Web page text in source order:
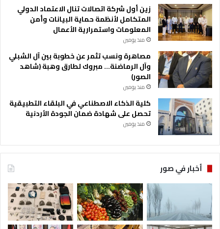
زين أول شركة اتصالات تنال الاعتماد الدولي
المتكامل لأنظمة حماية البيانات وأمن
المعلومات واستمرارية الأعمال
منذ يومين
مصاهرة ونسب تثمر عن خطوبة بين آل الشبلي
وآل الرماضنة… مبروك لطارق وهبة (شاهد
الصور)
منذ يومين
كلية الذكاء الاصطناعي في البلقاء التطبيقية
تحصل على شهادة ضمان الجودة الأردنية
منذ يومين
أخبار في صور